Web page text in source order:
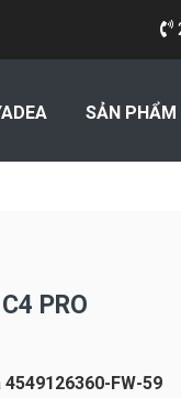
SẢN PHẨM
PRO
4549126360-FW-59